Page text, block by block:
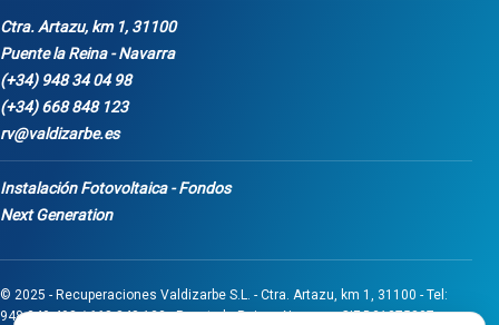
Ctra. Artazu, km 1, 31100
Puente la Reina - Navarra
(+34) 948 34 04 98
(+34) 668 848 123
rv@valdizarbe.es
Instalación Fotovoltaica - Fondos
Next Generation
© 2025 - Recuperaciones Valdizarbe S.L. - Ctra. Artazu, km 1, 31100 - Tel:
948 340 498 / 668 848 123 - Puente la Reina - Navarra - CIF B31275837.